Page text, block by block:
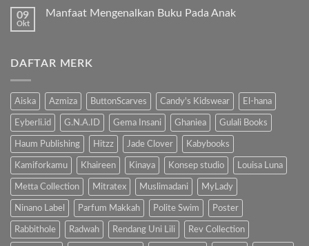
komentar
Kenalkan
Anak
09
Okt
Manfaat Mengenalkan Buku Pada Anak
Manfaat
Anak
DAFTAR MERK
Aiska Azmiza ButtonScarves Candy's Kidswear El-hana
Eyberli.id G.N.A.ID Gema Insani Ghaniea Gulali Books
Haum Publishing Hitzz Jade Clover Kabybooks
Kamiforkamu Khaireen Kinaya Konsep studio Louisa Luna
Metta Collection Mitratex Muslimadani MyLady
Ninano Label Parfum Makkah Polite Swim Poster
Rabbithole Radwah Rendang Uni Lili Rev Collection